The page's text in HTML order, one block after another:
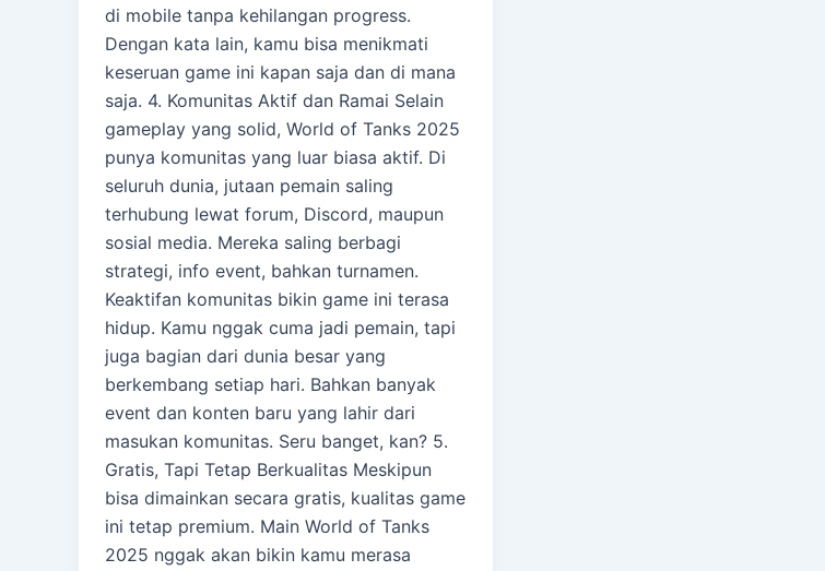
di mobile tanpa kehilangan progress.
Dengan kata lain, kamu bisa menikmati
keseruan game ini kapan saja dan di mana
saja. 4. Komunitas Aktif dan Ramai Selain
gameplay yang solid, World of Tanks 2025
punya komunitas yang luar biasa aktif. Di
seluruh dunia, jutaan pemain saling
terhubung lewat forum, Discord, maupun
sosial media. Mereka saling berbagi
strategi, info event, bahkan turnamen.
Keaktifan komunitas bikin game ini terasa
hidup. Kamu nggak cuma jadi pemain, tapi
juga bagian dari dunia besar yang
berkembang setiap hari. Bahkan banyak
event dan konten baru yang lahir dari
masukan komunitas. Seru banget, kan? 5.
Gratis, Tapi Tetap Berkualitas Meskipun
bisa dimainkan secara gratis, kualitas game
ini tetap premium. Main World of Tanks
2025 nggak akan bikin kamu merasa